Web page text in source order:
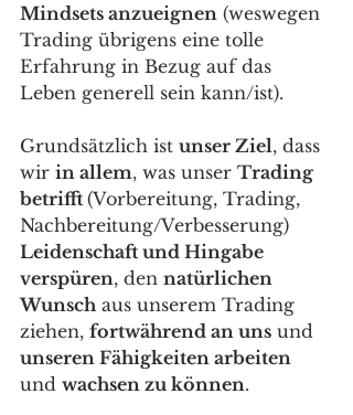
Mindsets anzueignen (weswegen
Trading übrigens eine tolle
Erfahrung in Bezug auf das
Leben generell sein kann/ist).
Grundsätzlich ist unser Ziel, dass
wir in allem, was unser Trading
betrifft (Vorbereitung, Trading,
Nachbereitung/Verbesserung)
Leidenschaft und Hingabe
verspüren, den natürlichen
Wunsch aus unserem Trading
ziehen, fortwährend an uns und
unseren Fähigkeiten arbeiten
und wachsen zu können.